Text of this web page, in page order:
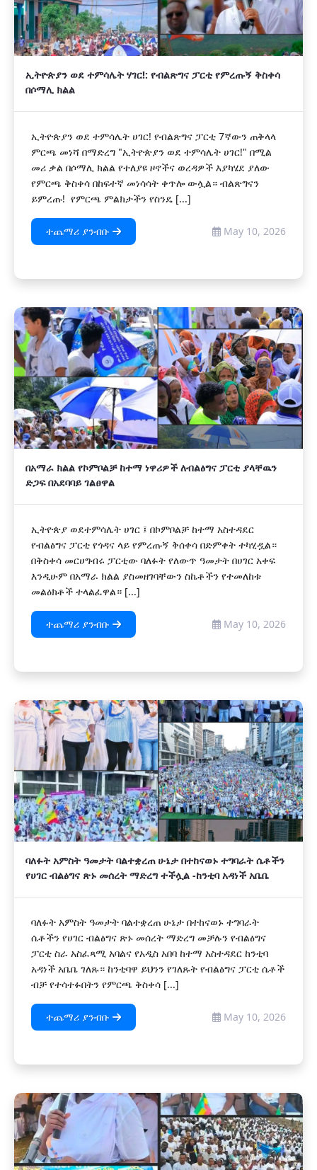
ኢትዮጵያን ወደ ተምሳሌት ሃገር!: የብልጽግና ፓርቲ የምረጡኝ ቅስቀሳ
በሶማሊ ክልል
ኢትዮጵያን ወደ ተምሳሌት ሀገር! የብልጽግና ፓርቲ 7ኛውን ጠቅላላ
ምርጫ መነሻ በማድረግ "ኢትዮጵያን ወደ ተምሳሌት ሀገር!" በሚል
መሪ ቃል በሶማሊ ክልል የተለያዩ ዞኖችና ወረዳዎች እያካሄደ ያለው
የምርጫ ቅስቀሳ በከፍተኛ መነሳሳት ቀጥሎ ውሏል። ብልጽግናን
ይምረጡ! የምርጫ ምልክታችን የስንዴ [...]
ተጨማሪ ያንብቡ May 10, 2026
በአማራ ክልል የኮምቦልቻ ከተማ ነዋሪዎች ለብልፅግና ፓርቲ ያላቸዉን
ድጋፍ በአደባባይ ገልፀዋል
ኢትዮጵያ ወደተምሳሌት ሀገር ፤ በኮምቦልቻ ከተማ አስተዳደር
የብልፅግና ፓርቲ የጎዳና ላይ የምረጡኝ ቅሰቀሳ በድምቀት ተካሂዷል።
በቅስቀሳ መርሀግብሩ ፓርቲው ባለፉት የለውጥ ዓመታት በሀገር አቀፍ
እንዲሁም በአማራ ክልል ያስመዘገባቸውን ስኬቶችን የተመለከቱ
መልዕክቶች ተላልፈዋል። [...]
ተጨማሪ ያንብቡ May 10, 2026
ባለፉት አምስት ዓመታት ባልተቋረጠ ሁኔታ በተከናወኑ ተግባራት ሴቶችን
የሀገር ብልፅግና ጽኑ መሰረት ማድረግ ተችሏል -ከንቲባ አዳነች አቤቤ
ባለፉት አምስት ዓመታት ባልተቋረጠ ሁኔታ በተከናወኑ ተግባራት
ሴቶችን የሀገር ብልፅግና ጽኑ መሰረት ማድረግ መቻሉን የብልፅግና
ፓርቲ ስራ አስፈጻሚ አባልና የአዲስ አበባ ከተማ አስተዳደር ከንቲባ
አዳነች አቤቤ ገለጹ። ከንቲባዋ ይህንን የገለጹት የብልፅግና ፓርቲ ሴቶች
ብቻ የተሳተፉበትን የምርጫ ቅስቀሳ [...]
ተጨማሪ ያንብቡ May 10, 2026